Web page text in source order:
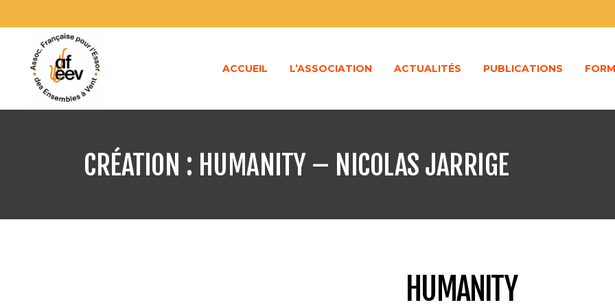
ACCUEIL L’ASSOCIATION ACTUALITÉS PUBLICATIONS
CRÉATION : HUMANITY – NICOLAS JARRIGE
HUMANITY